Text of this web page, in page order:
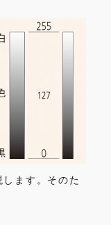
ます。そのた